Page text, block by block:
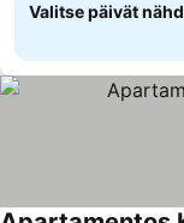
Valitse päivät